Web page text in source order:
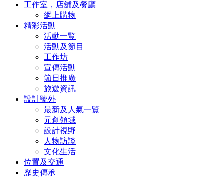
工作室，店舖及餐廳
網上購物
精彩活動
活動一覧
活動及節目
工作坊
宣傳活動
節日推廣
旅遊資訊
設計號外
最新及人氣一覧
元創領域
設計視野
人物訪談
文化生活
位置及交通
歷史傳承